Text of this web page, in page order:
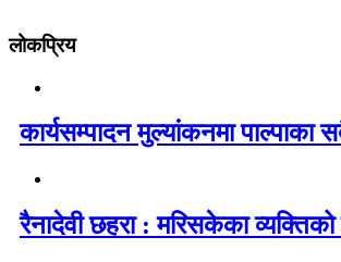
लोकप्रिय
कार्यसम्पादन मुल्यांकनमा पाल्पाका
रैनादेवी छहरा : मरिसकेका व्यक्तिको